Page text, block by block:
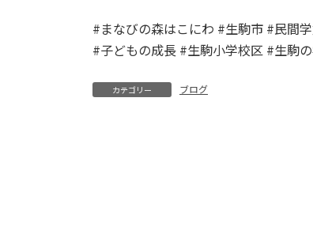
#まなびの森はこにわ #生駒市 #民間
#子どもの成長 #生駒小学校区 #生駒
カテゴリー ブログ